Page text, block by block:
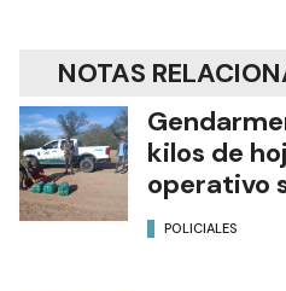
NOTAS
kilos de
operativo
POLICIALES